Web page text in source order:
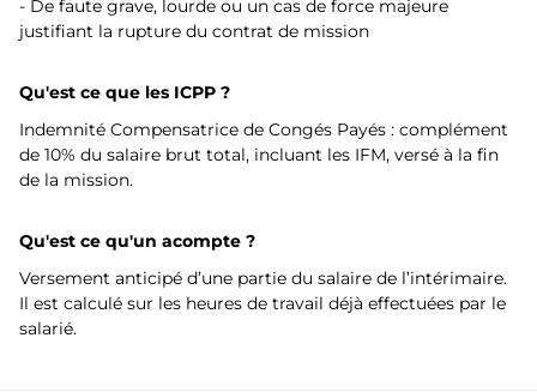
- De faute grave, lourde ou un cas de force majeure
justifiant la rupture du contrat de mission
Qu'est ce que les ICPP ?
Indemnité Compensatrice de Congés Payés : complément
de 10% du salaire brut total, incluant les IFM, versé à la fin
de la mission.
Qu'est ce qu'un acompte ?
Versement anticipé d’une partie du salaire de l’intérimaire.
Il est calculé sur les heures de travail déjà effectuées par le
salarié.